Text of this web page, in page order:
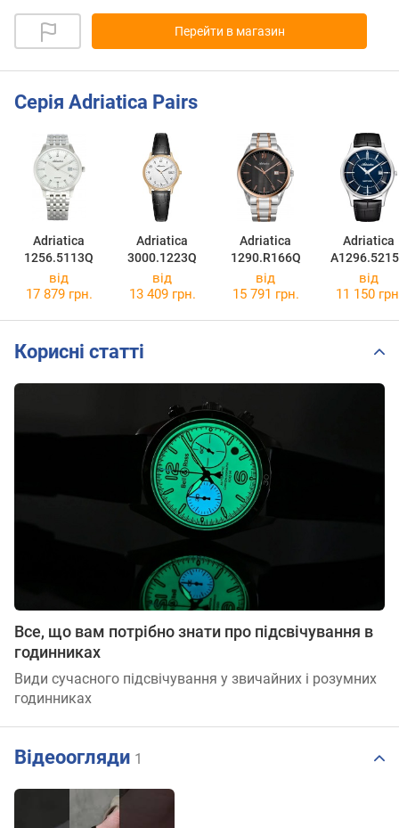
Перейти в магазин
Серія Adriatica Pairs
Adriatica
1256.5113Q
Adriatica
3000.1223Q
Adriatica
1290.R166Q
Adriatica
від
17 879 грн.
від
13 409 грн.
від
15 791 грн.
від
11 150
Корисні статті
Все, що вам потрібно знати про підсвічування в
годинниках
Види сучасного підсвічування у звичайних і розумних
годинниках
Відеоогляди 1